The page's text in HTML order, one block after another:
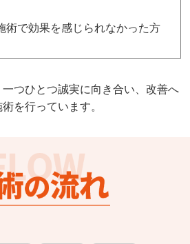
術で効果を感じられなかった方
つひとつ誠実に向き合い、改善へ
を行っています。